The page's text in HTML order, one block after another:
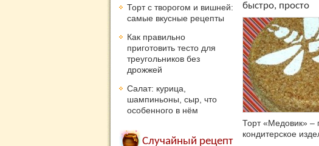
быстро, просто
Торт «Медовик» –
кондитерское
Торт с творогом и вишней:
самые вкусные рецепты
Как правильно
приготовить тесто для
треугольников без
дрожжей
Салат: курица,
шампиньоны, сыр, что
особенного в нём
Случайный рецепт